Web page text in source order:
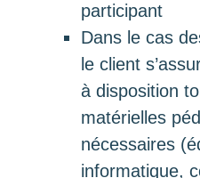
participant
Dans le cas
le client
à disposition
matérielles
nécessaires
informatique,